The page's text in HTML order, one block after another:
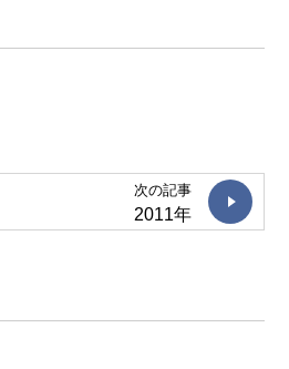
次の記事
2011年